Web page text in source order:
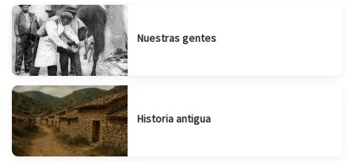
Nuestras gentes
Historia antigua